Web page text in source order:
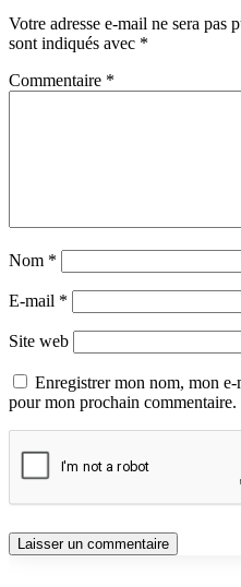
Votre adresse e-mail ne sera pas
sont indiqués avec *
Commentaire *
Nom *
E-mail *
Site web
Enregistrer mon nom, mon
pour mon prochain commentaire.